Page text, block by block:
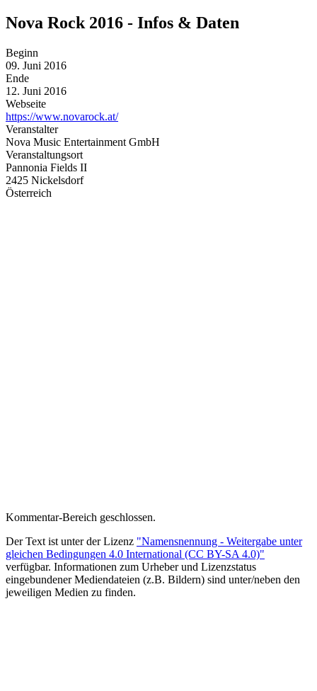
Nova Rock 2016 - Infos & Daten
Beginn
09. Juni 2016
Ende
12. Juni 2016
Webseite
https://www.novarock.at/
Veranstalter
Nova Music Entertainment GmbH
Veranstaltungsort
Pannonia Fields II
2425 Nickelsdorf
Österreich
Kommentar-Bereich geschlossen.
Der Text ist unter der Lizenz "Namensnennung - Weitergabe unter
gleichen Bedingungen 4.0 International (CC BY-SA 4.0)"
verfügbar. Informationen zum Urheber und Lizenzstatus
eingebundener Mediendateien (z.B. Bildern) sind unter/neben den
jeweiligen Medien zu finden.